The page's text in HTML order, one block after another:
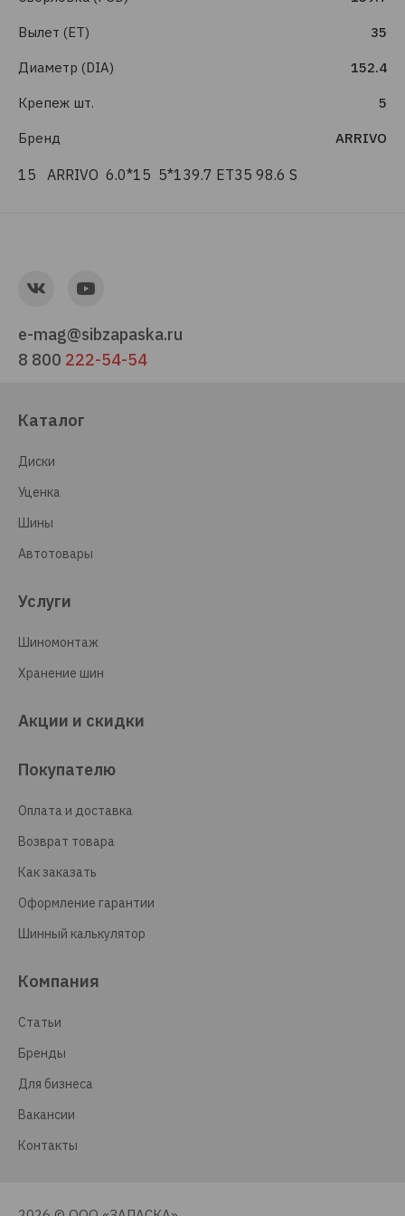
Вылет (ET) 35
Диаметр (DIA) 152.4
Крепеж шт. 5
Бренд ARRIVO
15 ARRIVO 6.0*15 5*139.7 ЕТ35 98.6 S
e-mag@sibzapaska.ru
8 800 222-54-54
Каталог
Диски
Уценка
Шины
Автотовары
Услуги
Шиномонтаж
Хранение шин
Акции и скидки
Покупателю
Оплата и доставка
Возврат товара
Как заказать
Оформление гарантии
Шинный калькулятор
Компания
Статьи
Бренды
Для бизнеса
Вакансии
Контакты